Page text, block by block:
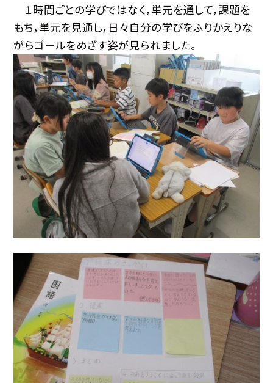
１時間ごとの学びではなく，単元を通して，課題を
もち，単元を見通し，日々自分の学びをふりかえりな
がらゴールをめざす姿が見られました。